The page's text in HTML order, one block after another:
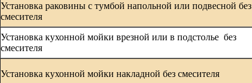
Установка раковины с тумбой напольной или подвесной без
смесителя
Установка кухонной мойки врезной или в подстолье без
смесителя
Установка кухонной мойки накладной без смесителя